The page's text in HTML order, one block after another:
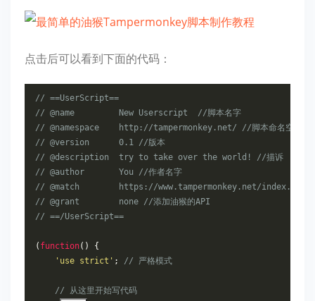
点击后可以看到下面的代码：
// ==UserScript==
// @name         New Userscript  //脚本名字
// @namespace    http://tampermonkey.net/ //脚本命名空间
// @version      0.1 //版本
// @description  try to take over the world! //描诉
// @author       You //作者名字
// @match        https://www.tampermonkey.net/
// @grant        none //添加油猴的API
// ==/UserScript==
( function()
{
'use strict' ; // 严格模式
// 从这里开始写代码